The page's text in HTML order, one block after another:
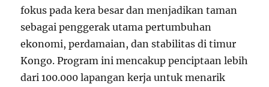
fokus pada kera besar dan menjadikan taman
sebagai penggerak utama pertumbuhan
ekonomi, perdamaian, dan stabilitas di timur
Kongo. Program ini mencakup penciptaan lebih
dari 100.000 lapangan kerja untuk menarik